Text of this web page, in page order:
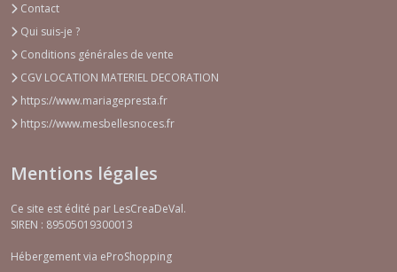
Contact
Qui suis-je ?
Conditions générales de vente
CGV LOCATION MATERIEL DECORATION
https://www.mariagepresta.fr
https://www.mesbellesnoces.fr
Mentions légales
Ce site est édité par LesCreaDeVal.
SIREN : 89505019300013
Hébergement via eProShopping